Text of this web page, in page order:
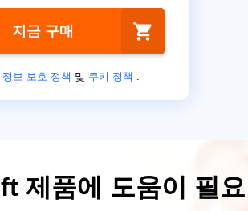
지금 구매
보 보호 정책 및 쿠키 정책 .
제품에 도움이 필요